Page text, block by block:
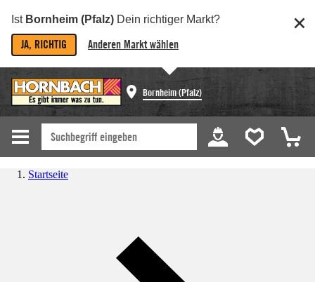
Ist Bornheim (Pfalz) Dein richtiger Markt?
JA, RICHTIG Anderen Markt wählen
Bornheim (Pfalz)
Startseite